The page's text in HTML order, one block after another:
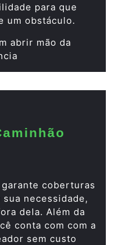
para que
um obstáculo.
abrir mão da
garante coberturas
necessidade,
dela. Além da
conta com com a
sem custo